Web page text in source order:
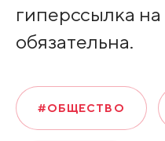
гиперссылка на
обязательна.
#ОБЩЕСТВО